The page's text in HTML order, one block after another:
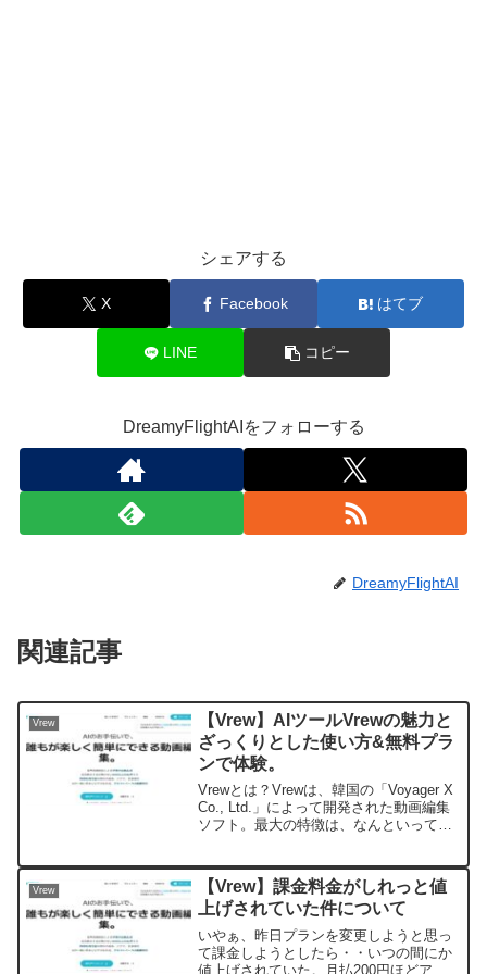
シェアする
X Facebook はてブ
LINE コピー
DreamyFlightAIをフォローする
DreamyFlightAI
関連記事
Vrew
【Vrew】AIツールVrewの魅力と
ざっくりとした使い方&無料プラ
ンで体験。
Vrewとは？Vrewは、韓国の「Voyager X
Co., Ltd.」によって開発された動画編集
ソフト。最大の特徴は、なんといっても
り、手動によるテロップや字幕作成...
Vrew
【Vrew】課金料金がしれっと値
上げされていた件について
いやぁ、昨日プランを変更しようと思っ
て課金しようとしたら・・いつの間にか
値上げされていた。月払200円ほどアッ